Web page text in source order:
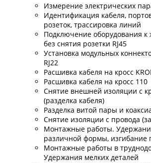
Измерение электрических
Идентификация кабеля,
розеток, трассировка линий
Подключение оборудования
без снятия розетки RJ45
Установка модульных
RJ22
Расшивка кабеля на кросс
Расшивка кабеля на кросс 110
Снятие внешней изоляции с
(разделка кабеля)
Разделка витой пары и
Снятие изоляции с провода
Монтажные работы.
различной формы, изгибание
Монтажные работы в
Удержания мелких деталей